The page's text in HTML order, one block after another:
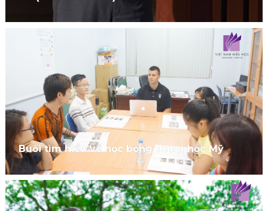
Buổi tìm hiểu về học bổng trung học Mỹ